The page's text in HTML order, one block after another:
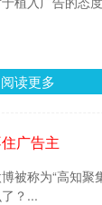
阅读更多
广告主
被称为“高知聚
？...